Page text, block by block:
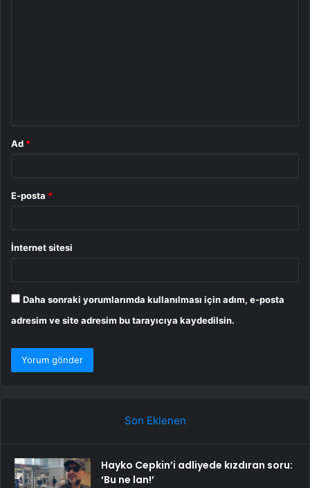
Ad *
E-posta *
İnternet sitesi
Daha sonraki yorumlarımda kullanılması için adım, e-posta
adresim ve site adresim bu tarayıcıya kaydedilsin.
Son Eklenen
Hayko Cepkin’i adliyede kızdıran soru:
‘Bu ne lan!’